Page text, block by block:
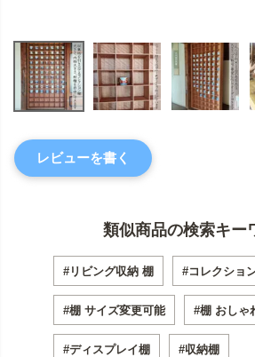
レビューを書く
類似商品の検索キー
#リビング収納 棚 #コレクショ
#棚 サイズ変更可能 #棚 おしゃ
#ディスプレイ棚 #収納棚